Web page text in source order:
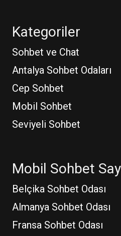
Kategoriler
Sohbet ve Chat
Antalya Sohbet Odaları
Cep Sohbet
Mobil Sohbet
Seviyeli Sohbet
Mobil Sohbet
Belçika Sohbet Odası
Almanya Sohbet Odası
Fransa Sohbet Odası